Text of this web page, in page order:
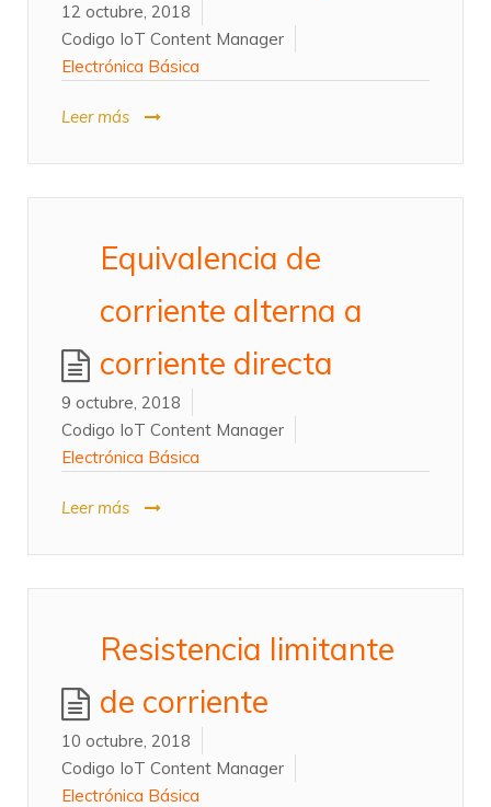
12 octubre, 2018
Codigo IoT Content Manager
Electrónica Básica
Leer más
Equivalencia de
corriente alterna a
corriente directa
9 octubre, 2018
Codigo IoT Content Manager
Electrónica Básica
Leer más
Resistencia limitante
de corriente
10 octubre, 2018
Codigo IoT Content Manager
Electrónica Básica